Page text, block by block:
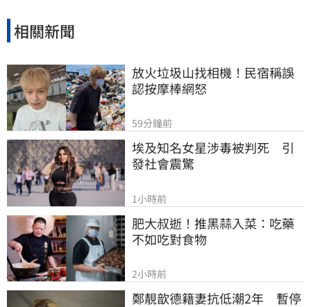
相關新聞
放火垃圾山找相機！民宿稱誤
認按摩棒網怒
59分鐘前
埃及知名女星涉毒被判死　引
發社會震驚
1小時前
肥大叔逝！推黑蒜入菜：吃藥
不如吃對食物
2小時前
鄭靚歆德籍妻抗低潮2年　暫停